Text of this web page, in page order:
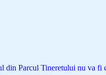
din Parcul Tineretului nu va fi